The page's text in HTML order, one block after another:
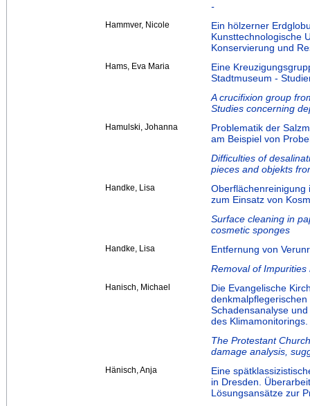
-
Hammver, Nicole
Ein hölzerner
Kunsttechnologische
Konservierung und
Hams, Eva Maria
Eine
Stadtmuseum -
A crucifixion group
Studies concerning
Hamulski, Johanna
Problematik der
am Beispiel von
Difficulties of
pieces and objekts
Handke, Lisa
Oberflächenreinigung
zum Einsatz von
Surface cleaning in
cosmetic sponges
Handke, Lisa
Entfernung von
Removal of
Hanisch, Michael
Die Evangelische
Schadensanalyse
des Klimamonitorings.
The Protestant
damage analysis,
Hänisch, Anja
Eine
in Dresden.
Lösungsansätze zur